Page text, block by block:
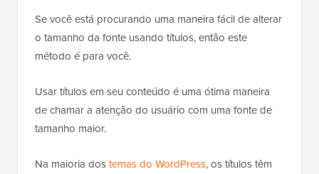
Se você está procurando uma maneira fácil de alterar
o tamanho da fonte usando títulos, então este
método é para você.
Usar títulos em seu conteúdo é uma ótima maneira
de chamar a atenção do usuário com uma fonte de
tamanho maior.
Na maioria dostemas do WordPress, os títulos têm